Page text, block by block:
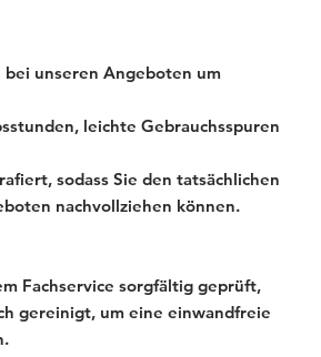
bei unseren Angeboten um
leichte Gebrauchsspuren
sodass Sie den tatsächlichen
nachvollziehen können.
Fachservice sorgfältig geprüft,
gereinigt, um eine einwandfreie